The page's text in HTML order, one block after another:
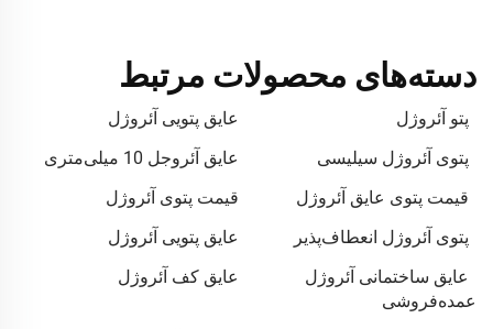
دسته‌های محصولات مرتبط
پتو آئروژل
عایق پتویی آئروژل
پتوی آئروژل سیلیسی
عایق آئروجل 10 میلی‌متری
قیمت پتوی عایق آئروژل
قیمت پتوی آئروژل
پتوی آئروژل انعطاف‌پذیر
عایق پتویی آئروژل
عایق ساختمانی آئروژل
عمده‌فروشی
عایق کف آئروژل